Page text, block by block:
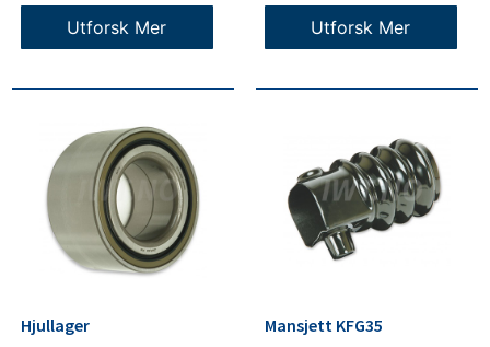
Utforsk Mer Utforsk Mer
Hjullager Mansjett KFG35